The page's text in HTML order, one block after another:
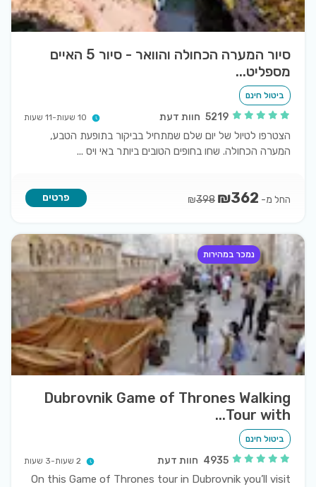
סיור המערה הכחולה והוואר - סיור 5 האיים
מספליט...
ביטול חינם
5219 חוות דעת 10 שעות-11 שעות
הצטרפו לטיול של יום שלם שמתחיל בביקור בתופעת הטבע,
המערה הכחולה. שחו בחופים הטובים ביותר באי ויס ...
החל מ- ₪362
398 פרטים
נמכר במהירות
Dubrovnik Game of Thrones Walking
Tour with...
ביטול חינם
4935 חוות דעת 2 שעות-3 שעות
On this Game of Thrones tour in Dubrovnik you’ll visit